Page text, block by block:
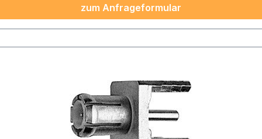
zum Anfrageformular